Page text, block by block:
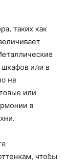
таких как
или в
не
или
в
чтобы